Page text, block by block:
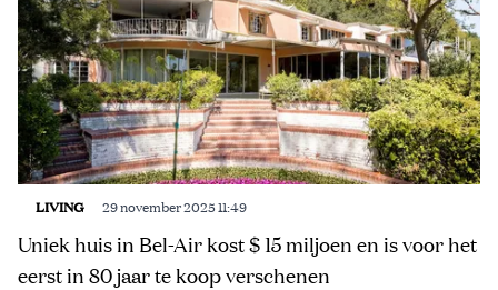
LIVING 29 november 2025 11:49
Uniek huis in Bel-Air kost $ 15 miljoen en is voor het
eerst in 80 jaar te koop verschenen